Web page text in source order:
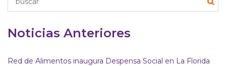
Noticias Anteriores
Red de Alimentos inaugura Despensa Social en La Florida